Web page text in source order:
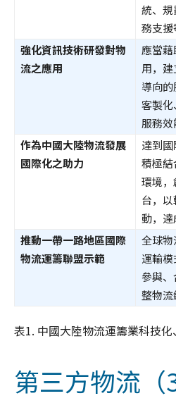
統、
務支援
強化資訊技術研發對物
流之應用
應當
用，
導向的
客製
服務效
作為中國大陸物流發展
國際化之助力
達到國
積極
環境
台，
動，達
推動一帶一路地區國際
物流運籌聯盟示範
全球
運輸
參與
整物流
表1. 中國大陸物流運籌業科技
第三方物流（